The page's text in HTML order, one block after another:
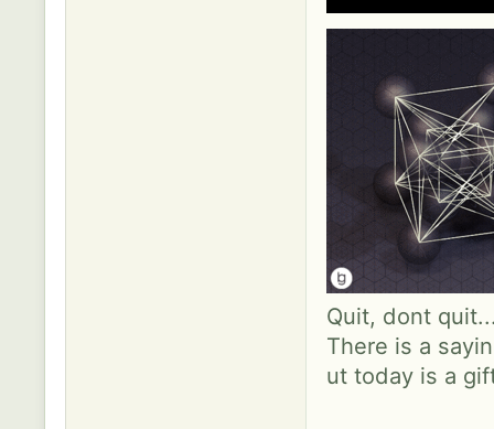
Quit, dont
There is a
ut today is a